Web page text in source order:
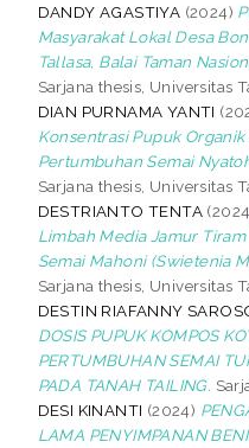
DANDY AGASTIYA (2024)
Masyarakat Lokal Desa
Tallasa, Balai Taman
Sarjana thesis, Universitas
DIAN PURNAMA YANTI
Konsentrasi Pupuk
Pertumbuhan Semai
Sarjana thesis, Universitas
DESTRIANTO TENTA
Limbah Media Jamur
Semai Mahoni (Swietenia
Sarjana thesis, Universitas
DESTIN RIAFANNY
DOSIS PUPUK KOMPOS
PERTUMBUHAN SEMAI
PADA TANAH TAILING.
DESI KINANTI (2024)
LAMA PENYIMPANAN